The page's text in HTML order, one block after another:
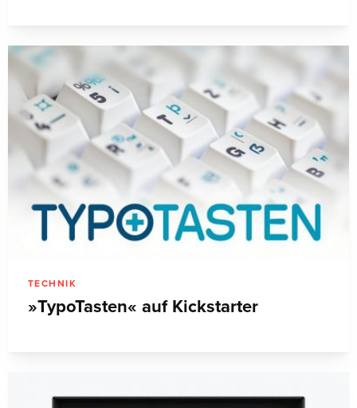
TECHNIK
»TypoTasten« auf Kickstarter